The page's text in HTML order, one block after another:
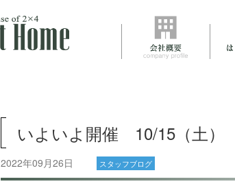
いよいよ開催 10/15（土
2022年09月26日 スタッフブログ